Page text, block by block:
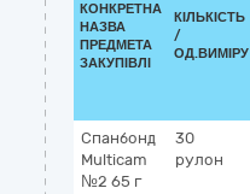
КОНКРЕТНА
НАЗВА
ПРЕДМЕТА
ЗАКУПІВЛІ
КІЛЬКІСТЬ
/
ОД.ВИМІРУ
Спанбонд
Multicam
№2 65 г
30
рулон